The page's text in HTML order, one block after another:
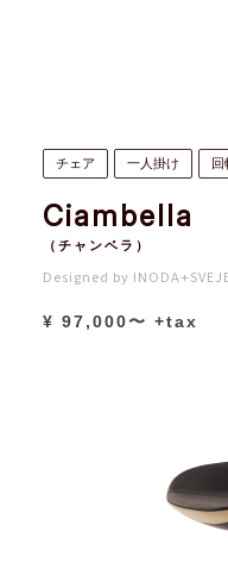
チェア 一人掛け 回
Ciambella
（チャンベラ）
Designed by
¥ 97,000〜 +tax